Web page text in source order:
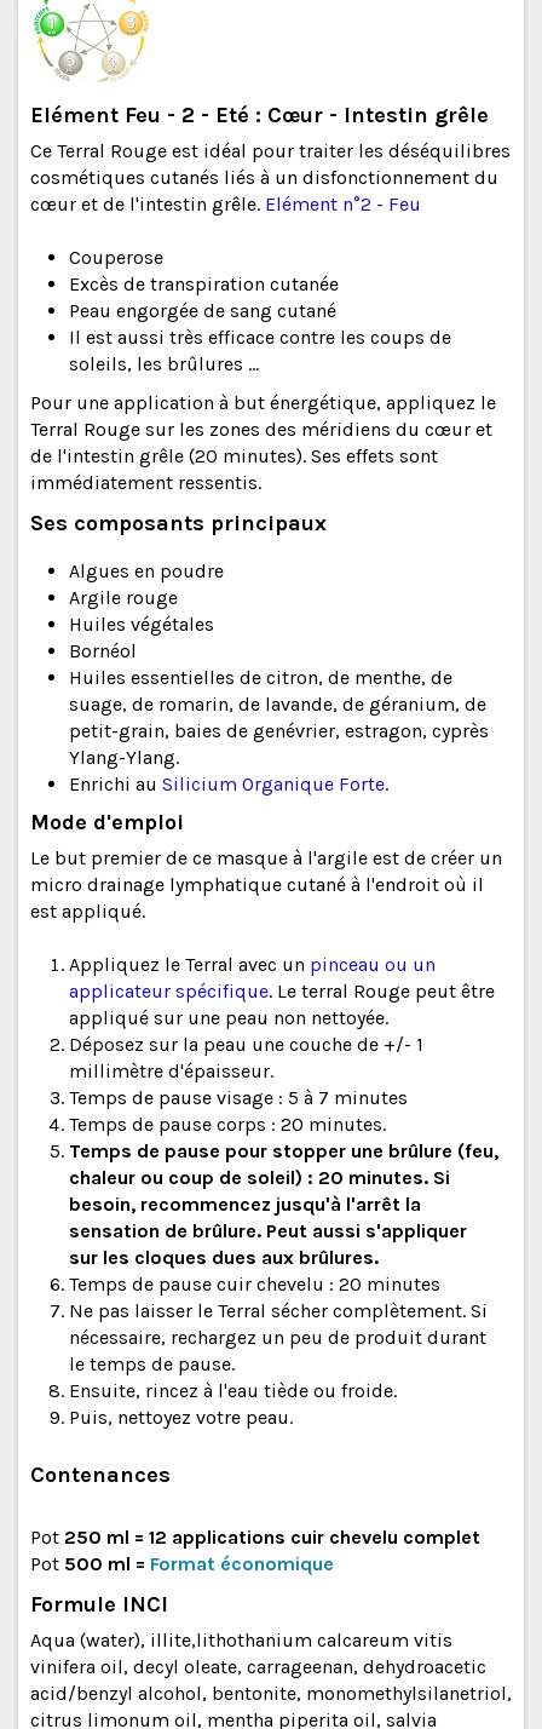
Elément Feu - 2 - Eté : Cœur - Intestin grêle
Ce Terral Rouge est idéal pour traiter les déséquilibres
cosmétiques cutanés liés à un disfonctionnement du
cœur et de l'intestin grêle. Elément n°2 - Feu
Couperose
Excès de transpiration cutanée
Peau engorgée de sang cutané
Il est aussi très efficace contre les coups de
soleils, les brûlures ...
Pour une application à but énergétique, appliquez le
Terral Rouge sur les zones des méridiens du cœur et
de l'intestin grêle (20 minutes). Ses effets sont
immédiatement ressentis.
Ses composants principaux
Algues en poudre
Argile rouge
Huiles végétales
Bornéol
Huiles essentielles de citron, de menthe, de
suage, de romarin, de lavande, de géranium, de
petit-grain, baies de genévrier, estragon, cyprès
Ylang-Ylang.
Enrichi au Silicium Organique Forte.
Mode d'emploi
Le but premier de ce masque à l'argile est de créer un
micro drainage lymphatique cutané à l'endroit où il
est appliqué.
Appliquez le Terral avec un pinceau ou un
applicateur spécifique. Le terral Rouge peut être
appliqué sur une peau non nettoyée.
Déposez sur la peau une couche de +/- 1
millimètre d'épaisseur.
Temps de pause visage : 5 à 7 minutes
Temps de pause corps : 20 minutes.
Temps de pause pour stopper une brûlure (feu,
chaleur ou coup de soleil) : 20 minutes. Si
besoin, recommencez jusqu'à l'arrêt la
sensation de brûlure. Peut aussi s'appliquer
sur les cloques dues aux brûlures.
Temps de pause cuir chevelu : 20 minutes
Ne pas laisser le Terral sécher complètement. Si
nécessaire, rechargez un peu de produit durant
le temps de pause.
Ensuite, rincez à l'eau tiède ou froide.
Puis, nettoyez votre peau.
Contenances
Pot 250 ml = 12 applications cuir chevelu complet
Pot 500 ml = Format économique
Formule INCI
Aqua (water), illite,lithothanium calcareum vitis
vinifera oil, decyl oleate, carrageenan, dehydroacetic
acid/benzyl alcohol, bentonite, monomethylsilanetriol,
citrus limonum oil, mentha piperita oil, salvia